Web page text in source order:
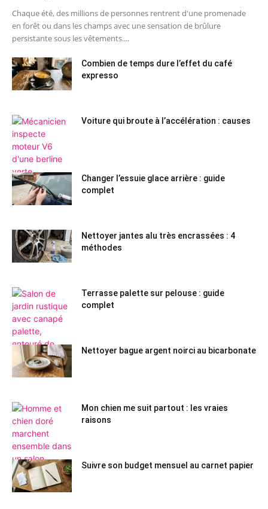
Chaque été, des millions de personnes rentrent d'une promenade
en forêt ou dans les champs avec une sensation de brûlure
persistante sous les vêtements....
Combien de temps dure l’effet du café
expresso
Voiture qui broute à l’accélération : causes
Changer l’essuie glace arrière : guide
complet
Nettoyer jantes alu très encrassées : 4
méthodes
Terrasse palette sur pelouse : guide
complet
Nettoyer bague argent noirci au bicarbonate
Mon chien me suit partout : les vraies
raisons
Suivre son budget mensuel au carnet papier